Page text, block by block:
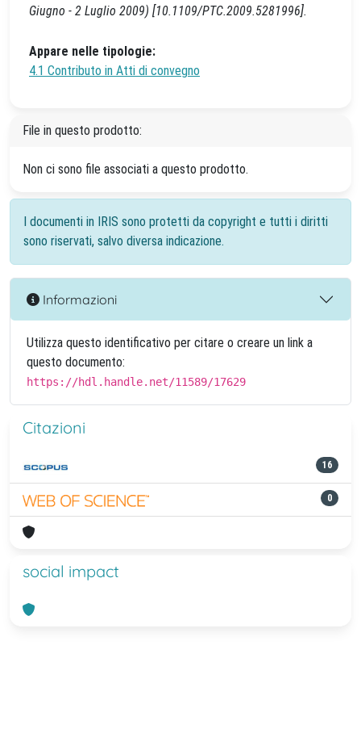
Giugno - 2 Luglio 2009) [10.1109/PTC.2009.5281996].
Appare nelle tipologie:
4.1 Contributo in Atti di convegno
File in questo prodotto:
Non ci sono file associati a questo prodotto.
I documenti in IRIS sono protetti da copyright e tutti i diritti
sono riservati, salvo diversa indicazione.
Informazioni
Utilizza questo identificativo per citare o creare un link a
questo documento:
https://hdl.handle.net/11589/17629
Citazioni
16
0
social impact